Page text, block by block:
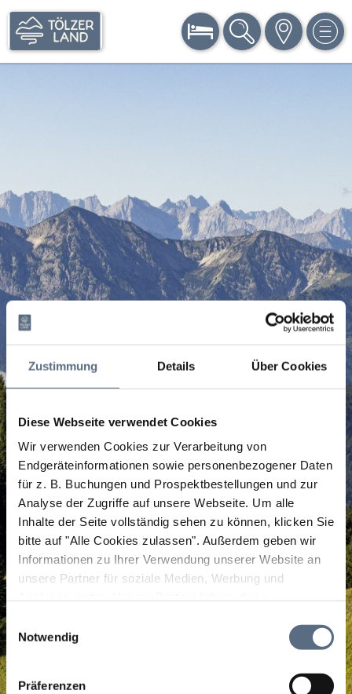
Zustimmung Details Über Cookies
Diese Webseite verwendet Cookies
Wir verwenden Cookies zur Verarbeitung von
Endgeräteinformationen sowie personenbezogener Daten
für z. B. Buchungen und Prospektbestellungen und zur
Analyse der Zugriffe auf unsere Webseite. Um alle
Inhalte der Seite vollständig sehen zu können, klicken Sie
bitte auf "Alle Cookies zulassen". Außerdem geben wir
Informationen zu Ihrer Verwendung unserer Website an
unsere Partner für soziale Medien, Werbung und
zusammen, die Sie ihnen bereitgestellt haben oder die
sie im Rahmen Ihrer Nutzung der Dienste gesammelt
Einwilligungsauswahl
Notwendig
Präferenzen
BUCHEN SUCHE KARTE MENÜ